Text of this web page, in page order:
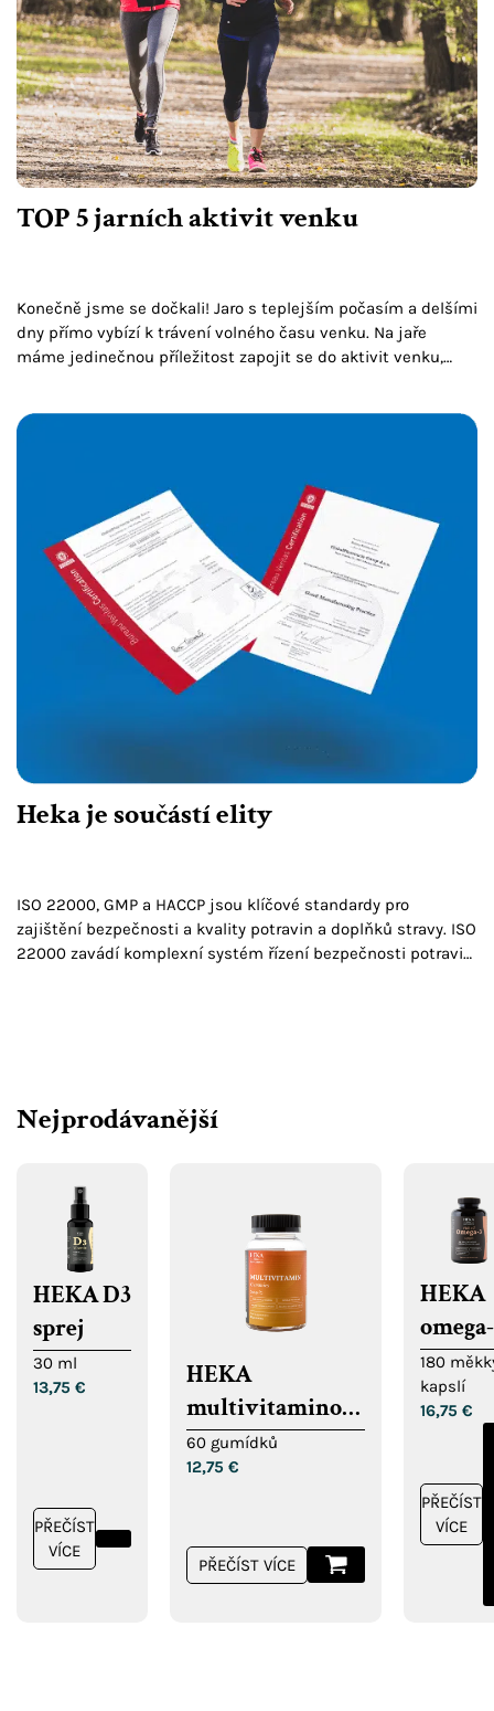
TOP 5 jarních aktivit venku
Konečně jsme se dočkali! Jaro s teplejším počasím a delšími
dny přímo vybízí k trávení volného času venku. Na jaře
máme jedinečnou příležitost zapojit se do aktivit venku,
Heka je součástí elity
ISO 22000, GMP a HACCP jsou klíčové standardy pro
zajištění bezpečnosti a kvality potravin a doplňků stravy. ISO
22000 zavádí komplexní systém řízení bezpečnosti potravin,
Nejprodávanější
HEKA D3
sprej
30 ml
13,75 €
PŘEČÍST
VÍCE
HEKA
multivitaminové
gumídky
60 gumídků
12,75 €
PŘEČÍST VÍCE
HEKA
z
oleje
180
kapslí
16,75 €
PŘEČÍST
VÍCE